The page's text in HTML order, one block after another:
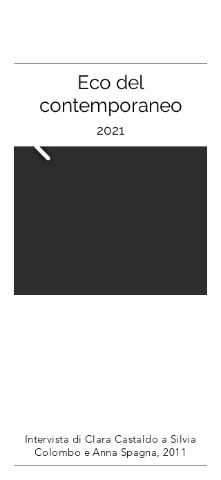
Eco del
contemporaneo
2021
Intervista di Clara Castaldo a Silvia
Colombo e Anna Spagna, 2011